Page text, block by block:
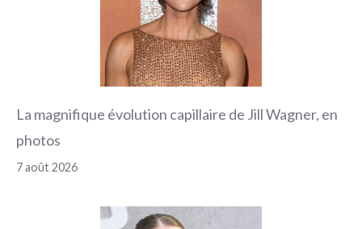
La magnifique évolution capillaire de Jill Wagner, en
photos
7 août 2026